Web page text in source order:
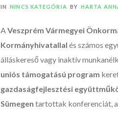
IN NINCS KATEGÓRIA BY HARTA
AVeszprém Vármegyei
Kormányhivatallal és számos
álláskereső vagy inaktív
uniós támogatású program
gazdaságfejlesztési
Sümegen tartottak konferenciát,